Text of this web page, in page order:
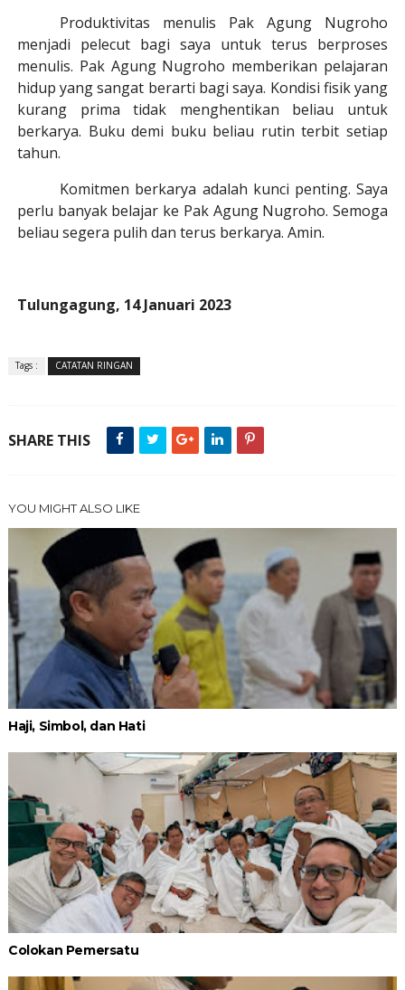
Produktivitas menulis Pak Agung Nugroho
menjadi pelecut bagi saya untuk terus berproses
menulis. Pak Agung Nugroho memberikan pelajaran
hidup yang sangat berarti bagi saya. Kondisi fisik yang
kurang prima tidak menghentikan beliau untuk
berkarya. Buku demi buku beliau rutin terbit setiap
tahun.
Komitmen berkarya adalah kunci penting. Saya
perlu banyak belajar ke Pak Agung Nugroho. Semoga
beliau segera pulih dan terus berkarya. Amin.
Tulungagung, 14 Januari 2023
Tags : CATATAN RINGAN
SHARE THIS
YOU MIGHT ALSO LIKE
Haji, Simbol, dan Hati
Colokan Pemersatu